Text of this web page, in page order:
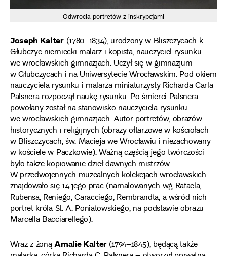
Odwrocia portretów z inskrypcjami
Joseph Kalter(1780–1834), urodzony w Bliszczycach k.
Głubczyc niemiecki malarz i kopista, nauczyciel rysunku
we wrocławskich gimnazjach. Uczył się w gimnazjum
w Głubczycach i na Uniwersytecie Wrocławskim. Pod okiem
nauczyciela rysunku i malarza miniaturzysty Richarda Carla
Palsnera rozpoczął naukę rysunku. Po śmierci Palsnera
powołany został na stanowisko nauczyciela rysunku
we wrocławskich gimnazjach. Autor portretów, obrazów
historycznych i religijnych (obrazy ołtarzowe w kościołach
w Bliszczycach, św. Macieja we Wrocławiu i niezachowany
w kościele w Paczkowie). Ważną częścią jego twórczości
było także kopiowanie dzieł dawnych mistrzów.
W przedwojennych muzealnych kolekcjach wrocławskich
znajdowało się 14 jego prac (namalowanych wg Rafaela,
Rubensa, Reniego, Caracciego, Rembrandta, a wśród nich
portret króla St. A. Poniatowskiego, na podstawie obrazu
Marcella Bacciarellego).
Wraz z żonąAmalie Kalter (1794–1845), będącą także